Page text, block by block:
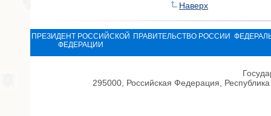
Наверх
ПРЕЗИДЕНТ РОССИЙСКОЙ
ФЕДЕРАЦИИ
ПРАВИТЕЛЬСТВО РОССИИ
295000, Российская Федерация,